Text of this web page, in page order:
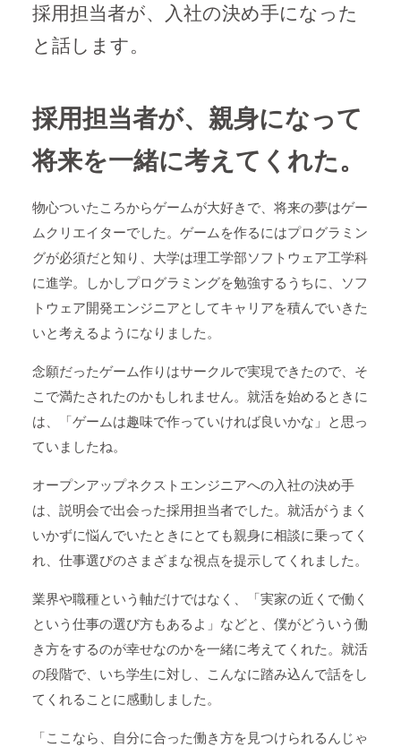
採用担当者が、入社の決め手になった
と話します。
採用担当者が、親身になって
将来を一緒に考えてくれた。
物心ついたころからゲームが大好きで、将来の夢はゲー
ムクリエイターでした。ゲームを作るにはプログラミン
グが必須だと知り、大学は理工学部ソフトウェア工学科
に進学。しかしプログラミングを勉強するうちに、ソフ
トウェア開発エンジニアとしてキャリアを積んでいきた
いと考えるようになりました。
念願だったゲーム作りはサークルで実現できたので、そ
こで満たされたのかもしれません。就活を始めるときに
は、「ゲームは趣味で作っていければ良いかな」と思っ
ていましたね。
オープンアップネクストエンジニアへの入社の決め手
は、説明会で出会った採用担当者でした。就活がうまく
いかずに悩んでいたときにとても親身に相談に乗ってく
れ、仕事選びのさまざまな視点を提示してくれました。
業界や職種という軸だけではなく、「実家の近くで働く
という仕事の選び方もあるよ」などと、僕がどういう働
き方をするのが幸せなのかを一緒に考えてくれた。就活
の段階で、いち学生に対し、こんなに踏み込んで話をし
てくれることに感動しました。
「ここなら、自分に合った働き方を見つけられるんじゃ